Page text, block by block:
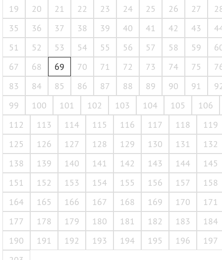
19
20 21 22 23 24 25 26 27
35
36 37 38 39 40 41 42 43
51
52 53 54 55 56 57 58 59
67
68 69 70 71 72 73 74 75
83
84 85 86 87 88 89 90 91
99
100 101 102 103 104 105
106
112
113 114 115 116 117 118
119
125
126 127 128 129 130 131
132
138
139 140 141 142 143 144
145
151
152 153 154 155 156 157
158
164
165 166 167 168 169 170
171
177
178 179 180 181 182 183
184
190
191 192 193 194 195 196
197